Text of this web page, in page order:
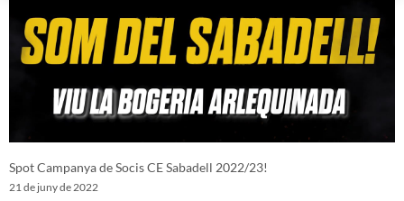
Spot Campanya de Socis CE Sabadell 2022/23!
21 de juny de 2022